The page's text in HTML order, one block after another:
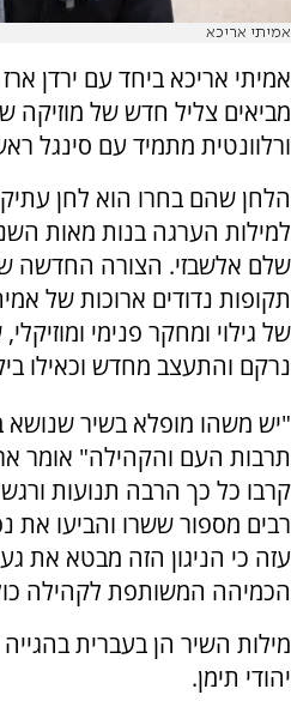
אמיתי אריכא
מביאים צליל חדש של מוזיקה
ורלוונטית מתמיד עם סינגל
הלחן שהם בחרו הוא לחן עתיק
למילות הערגה בנות מאות
שלם אלשבזי. הצורה החדשה
תקופות נדודים ארוכות של
של גילוי ומחקר פנימי
נרקם והתעצב מחדש וכאילו
"יש משהו מופלא בשיר שנושא
תרבות העם והקהילה" אומר
קרבו כל כך הרבה תנועות
רבים מספור ששרו והביעו את
עזה כי הניגון הזה מבטא את
הכמיהה המשותפת לקהילה
מילות השיר הן בעברית
יהודי תימן.